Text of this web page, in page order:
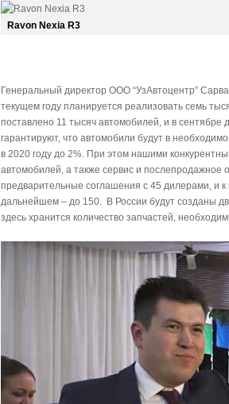
Ravon Nexia R3
Генеральный директор ООО “УзАвтоцентр”
текущем году планируется реализовать семь
поставлено 11 тысяч автомобилей, и в
гарантируют, что автомобили будут в
в 2020 году до 2%. При этом нашими
автомобилей, а также сервис и
предварительные соглашения с 45 дилерами, и к
дальнейшем – до 150. В России будут созданы
здесь хранится количество запчастей,